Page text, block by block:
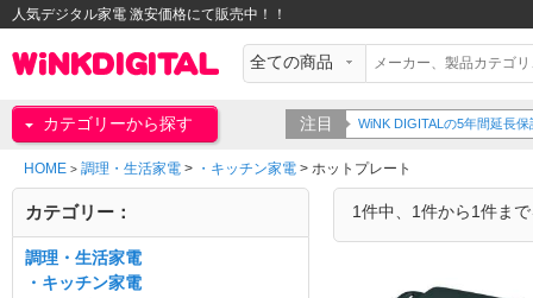
人気デジタル家電 激安価格にて販売中！！
カテゴリーから探す 注目 WiNK DIGITALの5年間延長
HOME > 調理・生活家電 > ・キッチン家電 > ホットプレート
1件中、1件から1件ま
カテゴリー：
調理・生活家電
・キッチン家電